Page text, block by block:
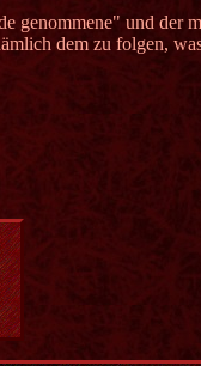
genommene" und der
dem zu folgen,